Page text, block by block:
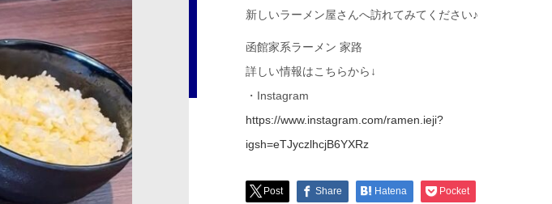
新しいラーメン屋さんへ訪れてみてください♪
函館家系ラーメン 家路
詳しい情報はこちらから↓
・Instagram
https://www.instagram.com/ramen.ieji?
igsh=eTJyczlhcjB6YXRz
Post Share Hatena Pocket